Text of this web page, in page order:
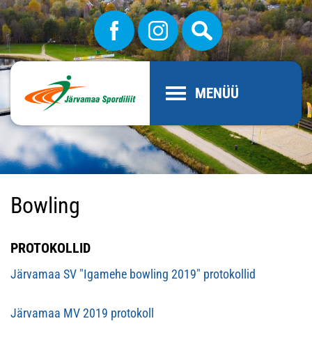
MENÜÜ
Bowling
PROTOKOLLID
Järvamaa SV "Igamehe bowling 2019" protokollid
Järvamaa MV 2019 protokoll